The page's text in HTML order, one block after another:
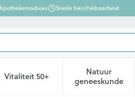
Snelle beschikbaarheid
categorie
en vitamines categorie
voor Zwangerschap en kinderen
Vitaliteit 50+Toon submenu voor Vitaliteit
Natuur
geneeskunde
Toon